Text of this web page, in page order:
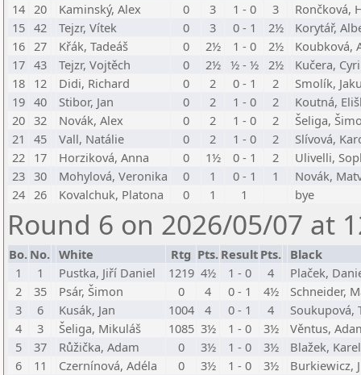
14 20 Kaminský, Alex 0 3 1 - 0 3
Rončková,
15 42 Tejzr, Vítek 0 3 0 - 1 2½
Korytář,
16 27 Křák, Tadeáš 0 2½ 1 - 0 2½
Koubková,
17 43 Tejzr, Vojtěch 0 2½ ½ - ½ 2½
Kučera,
18 12 Didi, Richard 0 2 0 - 1 2
Smolík,
19 40 Stibor, Jan 0 2 1 - 0 2
Koutná,
20 32 Novák, Alex 0 2 1 - 0 2
Šeliga,
21
45 Vall, Natálie 0 2 1 - 0 2
Slívová,
22 17 Horziková, Anna 0 1½ 0 - 1 2
Ulivelli,
23 30 Mohylová, Veronika 0 1 0 - 1 1
Novák,
24 26 Kovalchuk, Platona 0 1 1 bye
Round 6 on 2026/05/07 at
Bo. No. White Rtg Pts. Result Pts. Black
1
1 Pustka, Jiří Daniel 1219 4½ 1 - 0 4
Plaček,
2
35 Psár, Šimon 0 4 0 - 1 4½
Schneider,
3
6 Kusák, Jan 1004 4 0 - 1 4
Soukupová,
4
3 Šeliga, Mikuláš 1085 3½ 1 - 0 3½
Věntus,
5
37 Růžička, Adam 0 3½ 1 - 0 3½
Blažek, Karel
6
11 Czernínová, Adéla 0 3½ 1 - 0 3½
Burkiewicz,